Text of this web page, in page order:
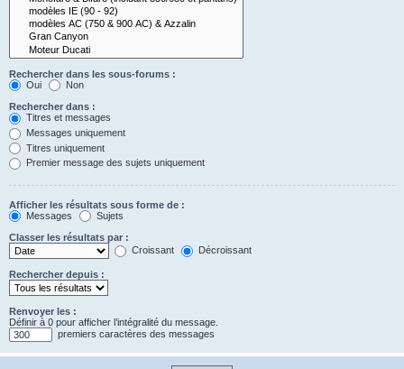
Rechercher dans les sous-forums :
Oui
Non
Rechercher dans :
Titres et messages
Messages uniquement
Titres uniquement
Premier message des sujets uniquement
Afficher les résultats sous forme de :
Messages
Sujets
Classer les résultats par :
Croissant
Décroissant
Rechercher depuis :
Renvoyer les :
Définir à 0 pour afficher l’intégralité du message.
premiers caractères des messages